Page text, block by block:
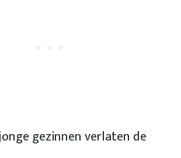
gezinnen verlaten de